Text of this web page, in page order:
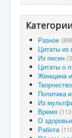
Разное
Цитаты
Из песен
Цитаты о
Женщина
Творчество
Политика
Из
Время
О здоровье
Работа